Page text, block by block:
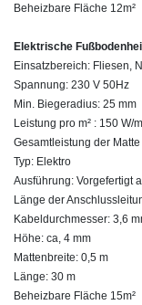
Beheizbare Fläche 12m²
Elektrische
Einsatzbereich: Fliesen,
Spannung: 230 V 50Hz
Min. Biegeradius: 25 mm
Leistung pro m² : 150 W/
Gesamtleistung der
Typ: Elektro
Ausführung: Vorgefertigt
Länge der
Kabeldurchmesser: 3,6
Höhe: ca, 4 mm
Mattenbreite: 0,5 m
Länge: 30 m
Beheizbare Fläche 15m²